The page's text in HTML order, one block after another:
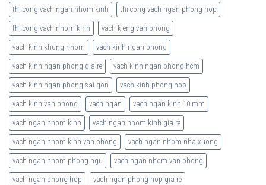
thi cong vach ngan nhom kinh thi cong vach ngan phong hop
thi cong vach nhom kinh vach kieng van phong
vach kinh khung nhom vach kinh ngan phong
vach kinh ngan phong gia re vach kinh ngan phong hcm
vach kinh ngan phong sai gon vach kinh phong hop
vach kinh van phong vach ngan vach ngan kinh 10 mm
vach ngan nhom kinh vach ngan nhom kinh gia re
vach ngan nhom kinh van phong vach ngan nhom nha xuong
vach ngan nhom phong ngu vach ngan nhom van phong
vach ngan phong hop vach ngan phong hop gia re